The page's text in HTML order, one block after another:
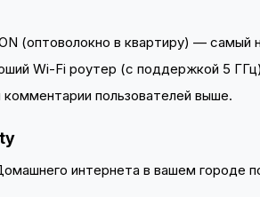
(оптоволокно в квартиру) — самый
Wi-Fi роутер (с поддержкой 5
комментарии пользователей выше.
интернета в вашем городе